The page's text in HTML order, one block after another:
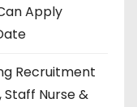
Apply
Recruitment
Staff Nurse &